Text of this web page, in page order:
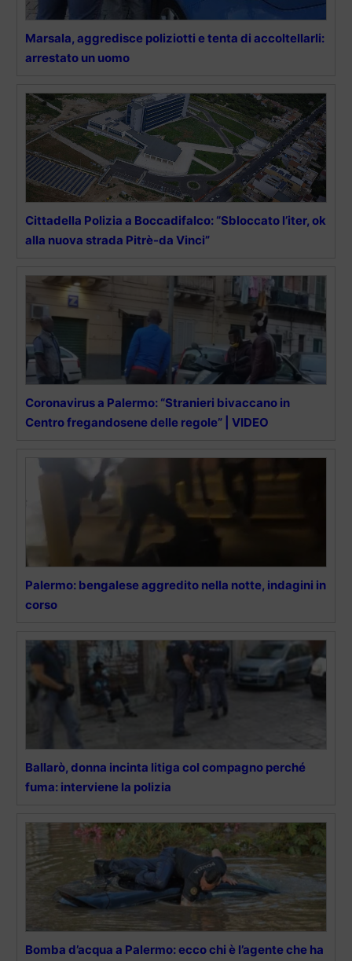
Marsala, aggredisce poliziotti e tenta di accoltellarli:
arrestato un uomo
Cittadella Polizia a Boccadifalco: “Sbloccato l’iter, ok
alla nuova strada Pitrè-da Vinci”
Coronavirus a Palermo: “Stranieri bivaccano in
Centro fregandosene delle regole” | VIDEO
Palermo: bengalese aggredito nella notte, indagini in
corso
Ballarò, donna incinta litiga col compagno perché
fuma: interviene la polizia
Bomba d’acqua a Palermo: ecco chi è l’agente che ha